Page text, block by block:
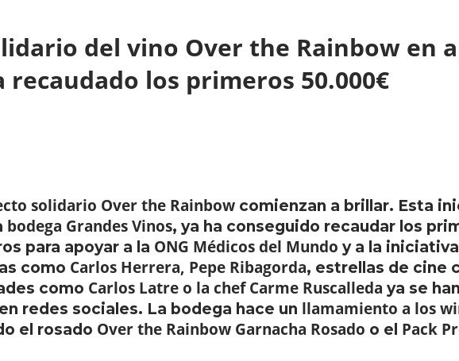
del vino Over the Rainbow en
recaudado los primeros 50.000€
solidario Over the Rainbow comienzan a brillar. Esta
bodega Grandes Vinos, ya ha conseguido recaudar los
para apoyar a la ONG Médicos del Mundo y a la iniciativa
como Carlos Herrera, Pepe Ribagorda, estrellas de cine
como Carlos Latre o la chef Carme Ruscalleda ya se
redes sociales. La bodega hace un llamamiento a los
el rosado Over the Rainbow Garnacha Rosado o el Pack